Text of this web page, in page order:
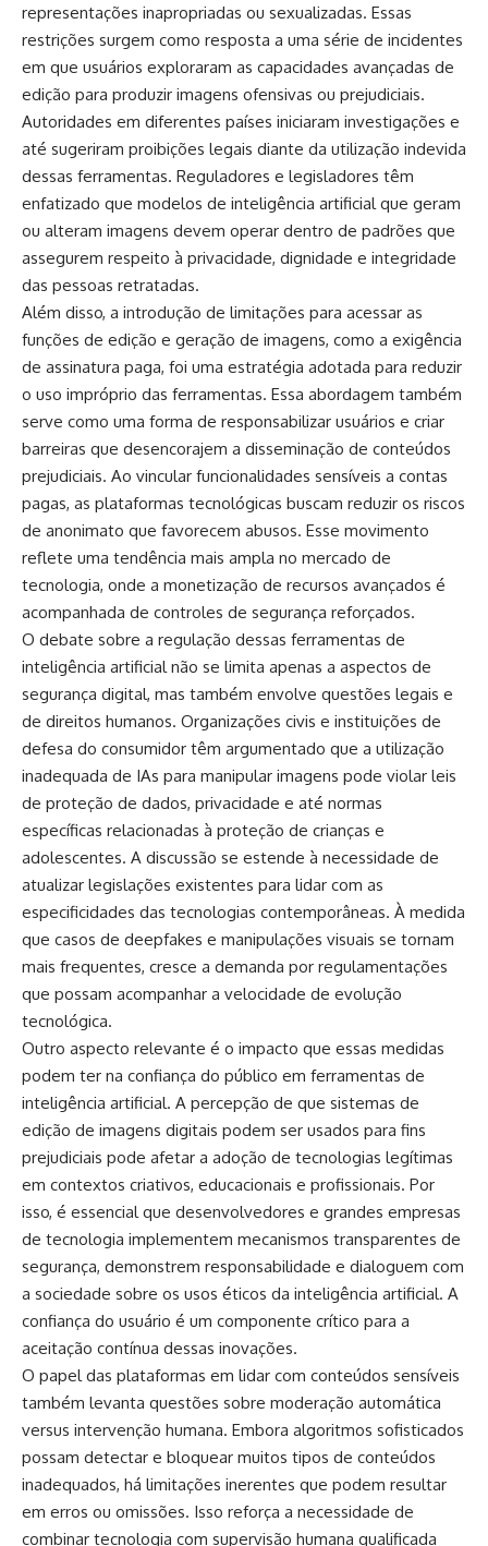
representações inapropriadas ou sexualizadas. Essas
restrições surgem como resposta a uma série de incidentes
em que usuários exploraram as capacidades avançadas de
edição para produzir imagens ofensivas ou prejudiciais.
Autoridades em diferentes países iniciaram investigações e
até sugeriram proibições legais diante da utilização indevida
dessas ferramentas. Reguladores e legisladores têm
enfatizado que modelos de inteligência artificial que geram
ou alteram imagens devem operar dentro de padrões que
assegurem respeito à privacidade, dignidade e integridade
das pessoas retratadas.
Além disso, a introdução de limitações para acessar as
funções de edição e geração de imagens, como a exigência
de assinatura paga, foi uma estratégia adotada para reduzir
o uso impróprio das ferramentas. Essa abordagem também
serve como uma forma de responsabilizar usuários e criar
barreiras que desencorajem a disseminação de conteúdos
prejudiciais. Ao vincular funcionalidades sensíveis a contas
pagas, as plataformas tecnológicas buscam reduzir os riscos
de anonimato que favorecem abusos. Esse movimento
reflete uma tendência mais ampla no mercado de
tecnologia, onde a monetização de recursos avançados é
acompanhada de controles de segurança reforçados.
O debate sobre a regulação dessas ferramentas de
inteligência artificial não se limita apenas a aspectos de
segurança digital, mas também envolve questões legais e
de direitos humanos. Organizações civis e instituições de
defesa do consumidor têm argumentado que a utilização
inadequada de IAs para manipular imagens pode violar leis
de proteção de dados, privacidade e até normas
específicas relacionadas à proteção de crianças e
adolescentes. A discussão se estende à necessidade de
atualizar legislações existentes para lidar com as
especificidades das tecnologias contemporâneas. À medida
que casos de deepfakes e manipulações visuais se tornam
mais frequentes, cresce a demanda por regulamentações
que possam acompanhar a velocidade de evolução
tecnológica.
Outro aspecto relevante é o impacto que essas medidas
podem ter na confiança do público em ferramentas de
inteligência artificial. A percepção de que sistemas de
edição de imagens digitais podem ser usados para fins
prejudiciais pode afetar a adoção de tecnologias legítimas
em contextos criativos, educacionais e profissionais. Por
isso, é essencial que desenvolvedores e grandes empresas
de tecnologia implementem mecanismos transparentes de
segurança, demonstrem responsabilidade e dialoguem com
a sociedade sobre os usos éticos da inteligência artificial. A
confiança do usuário é um componente crítico para a
aceitação contínua dessas inovações.
O papel das plataformas em lidar com conteúdos sensíveis
também levanta questões sobre moderação automática
versus intervenção humana. Embora algoritmos sofisticados
possam detectar e bloquear muitos tipos de conteúdos
inadequados, há limitações inerentes que podem resultar
em erros ou omissões. Isso reforça a necessidade de
combinar tecnologia com supervisão humana qualificada